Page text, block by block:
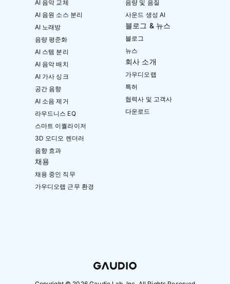
AI 음악 교체
AI 음원 소스 분리
AI 노래방
음량 평준화
AI 스템 분리
AI 음악 배치
AI 가사 싱크
공간 음향
AI 소음 제거
라우드니스 EQ
스마트 이퀄라이저
3D 오디오 렌더러
음향 효과
채용
채용 중인 직무
가우디오랩 근무 환경
음량 및 음질
사운드 생성 AI
블로그 & 뉴스
블로그
뉴스
회사 소개
가우디오랩
특허
협력사 및 고객사
다운로드